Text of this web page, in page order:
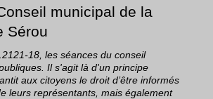
municipal de la
Sérou
18, les séances du conseil
Il s'agit là d'un principe
aux citoyens le droit d’être informés
leurs représentants, mais également